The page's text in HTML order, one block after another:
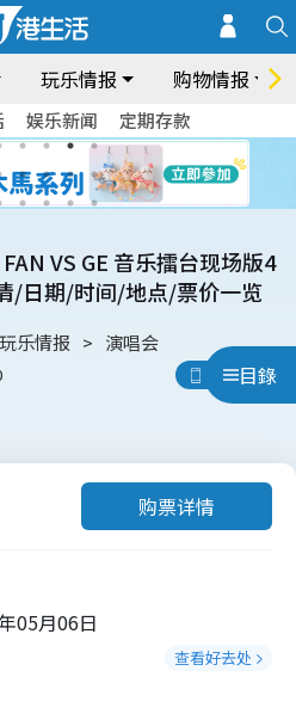
玩乐情报 购物情报
娱乐新闻 定期存款
目錄
VS GE 音乐擂台现场版4
/日期/时间/地点/票价一览
玩乐情报 演唱会
用App睇
购票详情
05月06日
查看好去处